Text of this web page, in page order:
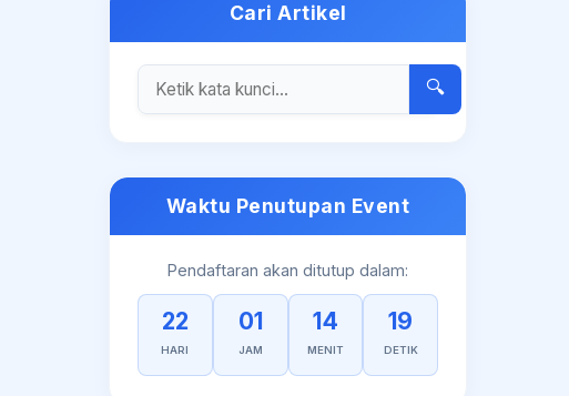
Cari Artikel
🔍
Waktu Penutupan Event
Pendaftaran akan ditutup dalam:
22
HARI
01
JAM
14
MENIT
18
DETIK